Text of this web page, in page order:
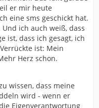
er mir heute
eine sms geschickt hat.
ich auch weiß, dass
ist, dass ich gesagt, ich
ist: Mein
Herz schon.
wissen, dass meine
wird - wenn er
Eigenverantwortung